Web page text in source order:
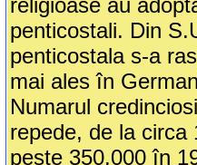
religioase au
penticostali. Din
penticostala s-a
mai ales în
Numarul
repede, de la circa
peste 350.000 în